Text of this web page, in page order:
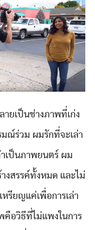
ายเป็นช่างภาพที่เก่ง
มณ์ร่วม ผมรักที่จะเล่า
ำเป็นภาพยนตร์ ผม
งสรรค์ทั้งหมด และไม่
หรียญแค่เพื่อการเล่า
คือวิธีที่ไม่แพงในการ